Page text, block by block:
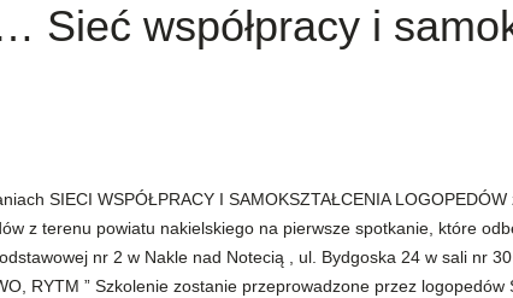
Sieć współpracy i
SIECI WSPÓŁPRACY I SAMOKSZTAŁCENIA
z terenu powiatu nakielskiego na pierwsze spotkanie, które
nr 2 w Nakle nad Notecią , ul. Bydgoska 24 w sali nr
RYTM ” Szkolenie zostanie przeprowadzone przez